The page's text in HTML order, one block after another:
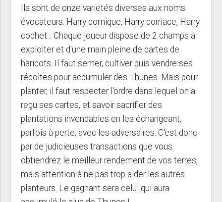
Ils sont de onze varietés diverses aux noms
évocateurs: Harry comique, Harry corriace, Harry
cochet... Chaque joueur dispose de 2 champs à
exploiter et d'une main pleine de cartes de
haricots. Il faut semer, cultiver puis vendre ses
récoltes pour accumuler des Thunes. Mais pour
planter, il faut respecter l'ordre dans lequel on a
reçu ses cartes, et savoir sacrifier des
plantations invendables en les échangeant,
parfois à perte, avec les adversaires. C'est donc
par de judicieuses transactions que vous
obtiendrez le meilleur rendement de vos terres,
mais attention à ne pas trop aider les autres
planteurs. Le gagnant sera celui qui aura